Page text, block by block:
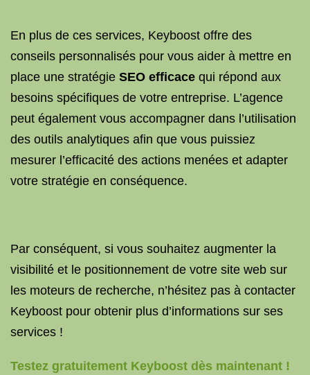
En plus de ces services, Keyboost offre des
conseils personnalisés pour vous aider à mettre en
place une stratégie SEO efficace qui répond aux
besoins spécifiques de votre entreprise. L’agence
peut également vous accompagner dans l’utilisation
des outils analytiques afin que vous puissiez
mesurer l’efficacité des actions menées et adapter
votre stratégie en conséquence.
Par conséquent, si vous souhaitez augmenter la
visibilité et le positionnement de votre site web sur
les moteurs de recherche, n’hésitez pas à contacter
Keyboost pour obtenir plus d’informations sur ses
services !
Testez gratuitement Keyboost dès maintenant !